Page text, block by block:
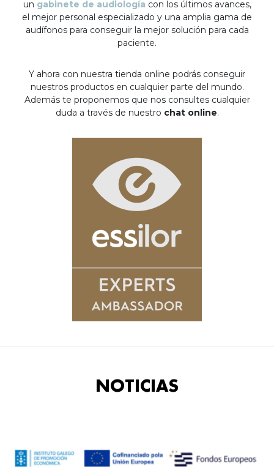
un gabinete de audiología con los últimos avances,
el mejor personal especializado y una amplia gama de
audífonos para conseguir la mejor solución para cada
paciente.
Y ahora con nuestra tienda online podrás conseguir
nuestros productos en cualquier parte del mundo.
Además te proponemos que nos consultes cualquier
duda a través de nuestro chat online.
NOTICIAS